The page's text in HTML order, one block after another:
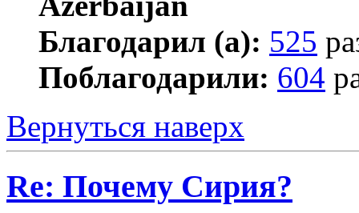
Благодарил (а): 525
Поблагодарили: 604
Вернуться наверх
Re: Почему Сирия?